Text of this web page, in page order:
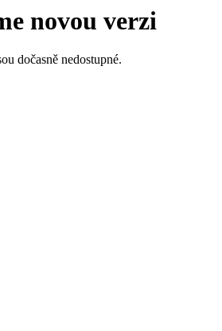
novou verzi
dočasně nedostupné.